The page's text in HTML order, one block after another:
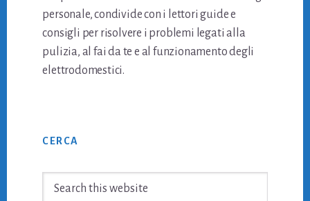
personale, condivide con i lettori guide e
consigli per risolvere i problemi legati alla
pulizia, al fai da te e al funzionamento degli
elettrodomestici.
Sidebar
CERCA